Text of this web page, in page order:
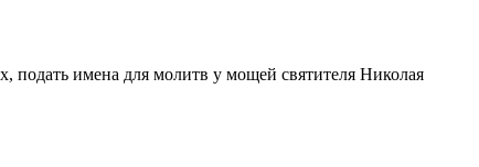
подать имена для молитв у мощей святителя Николая